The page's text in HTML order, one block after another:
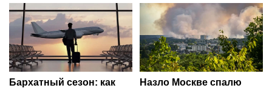
Бархатный сезон: как
Назло Москве спалю